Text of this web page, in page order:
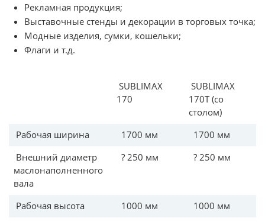
Рекламная продукция;
Выставочные стенды и декорации в торговых точка;
Модные изделия, сумки, кошельки;
Флаги и т.д.
SUBLIMAX
170
SUBLIMAX
170T (со
столом)
Рабочая ширина
1700 мм
1700 мм
Внешний диаметр
маслонаполненного
вала
? 250 мм ? 250 мм
Рабочая высота 1000 мм
1000 мм